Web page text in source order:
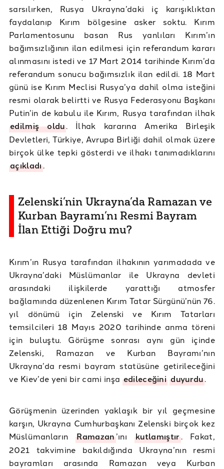
sarsılırken, Rusya Ukrayna’daki iç karışıklıktan
faydalanıp Kırım bölgesine asker soktu. Kırım
Parlamentosunu basan Rus yanlıları Kırım’ın
bağımsızlığının ilan edilmesi için referandum kararı
alınmasını istedi ve 17 Mart 2014 tarihinde Kırım’da
referandum sonucu bağımsızlık ilan edildi. 18 Mart
günü ise Kırım Meclisi Rusya’ya dahil olma isteğini
resmi olarak belirtti ve Rusya Federasyonu Başkanı
Putin’in de kabulu ile Kırım, Rusya tarafından ilhak
edilmiş oldu. İlhak kararına Amerika Birleşik
Devletleri, Türkiye, Avrupa Birliği dahil olmak üzere
birçok ülke tepki gösterdi ve ilhakı tanımadıklarını
açıkladı.
Zelenski’nin Ukrayna’da Ramazan ve
Kurban Bayramı’nı Resmi Bayram
İlan Ettiği Doğru mu?
Kırım’ın Rusya tarafından ilhakının yarımadada ve
Ukrayna’daki Müslümanlar ile Ukrayna devleti
arasındaki ilişkilerde yarattığı atmosfer
bağlamında düzenlenen Kırım Tatar Sürgünü’nün 76.
yıl dönümü için Zelenski ve Kırım Tatarları
temsilcileri 18 Mayıs 2020 tarihinde anma töreni
için buluştu. Görüşme sonrası aynı gün içinde
Zelenski, Ramazan ve Kurban Bayramı’nın
Ukrayna’da resmi bayram statüsüne getirileceğini
ve Kiev’de yeni bir cami inşa edileceğini duyurdu.
Görüşmenin üzerinden yaklaşık bir yıl geçmesine
karşın, Ukrayna Cumhurbaşkanı Zelenski birçok kez
MüslümanlarınRamazan’ınıkutlamıştır. Fakat,
2021 takvimine bakıldığında Ukrayna’nın resmi
bayramları arasında Ramazan veya Kurban